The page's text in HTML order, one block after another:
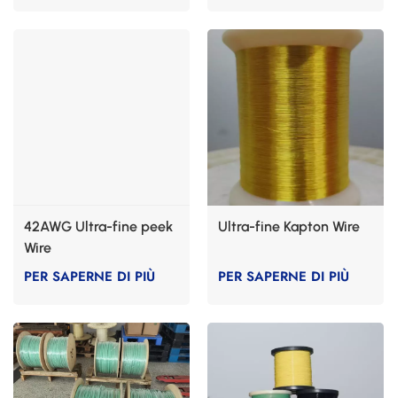
42AWG Ultra-fine peek
Wire
PER SAPERNE DI PIÙ
Ultra-fine Kapton Wire
PER SAPERNE DI PIÙ